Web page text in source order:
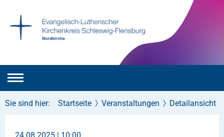
Sie sind hier: Startseite Veranstaltungen Detailansicht